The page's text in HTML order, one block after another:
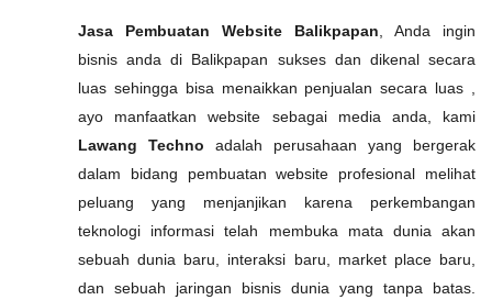
Jasa Pembuatan Website Balikpapan , Anda ingin
bisnis anda di Balikpapan sukses dan dikenal secara
luas sehingga bisa menaikkan penjualan secara luas ,
ayo manfaatkan website sebagai media anda, kami
Lawang Techno adalah perusahaan yang bergerak
dalam bidang pembuatan website profesional melihat
peluang yang menjanjikan karena perkembangan
teknologi informasi telah membuka mata dunia akan
sebuah dunia baru, interaksi baru, market place baru,
dan sebuah jaringan bisnis dunia yang tanpa batas.